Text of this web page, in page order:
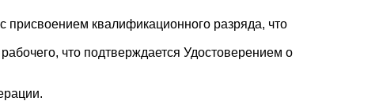
квалификационного разряда, что
что подтверждается Удостоверением о